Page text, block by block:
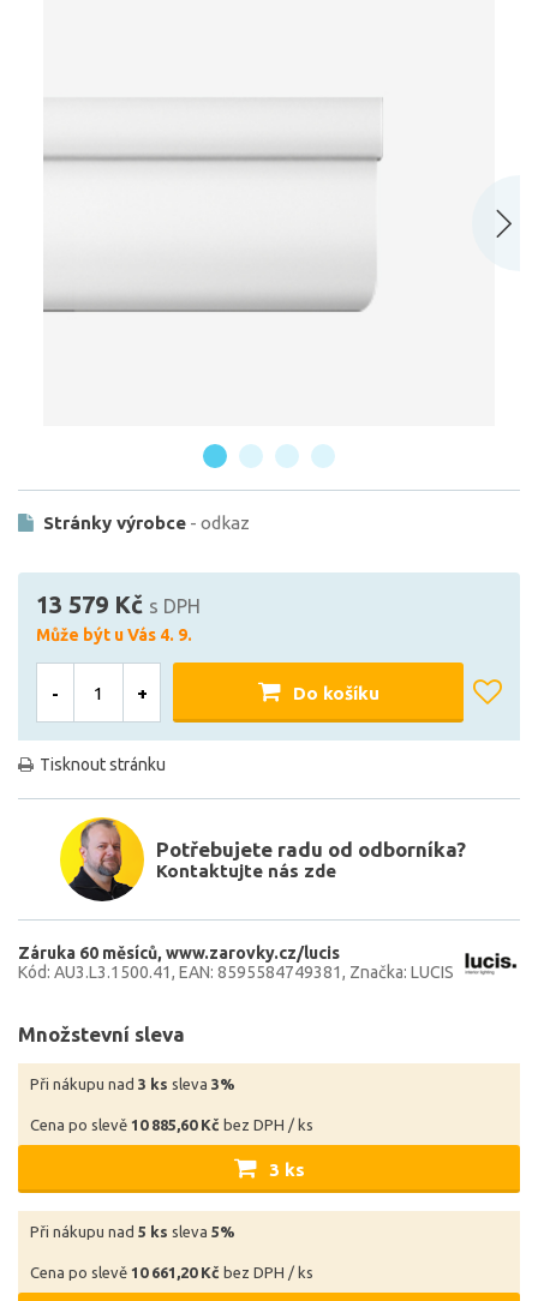
Stránky výrobce - odkaz
13 579 Kč s DPH
Může být u Vás 4. 9.
- + Do košíku
Tisknout stránku
Potřebujete radu od odborníka?
Kontaktujte nás zde
Záruka 60 měsíců www.zarovky.cz/lucis
Kód: AU3.L3.1500.41 EAN: 8595584749381 Značka: LUCIS
Množstevní sleva
Při nákupu nad 3 ks sleva 3%
Cena po slevě 10 885,60 Kč bez DPH / ks
3 ks
Při nákupu nad 5 ks sleva 5%
Cena po slevě 10 661,20 Kč bez DPH / ks